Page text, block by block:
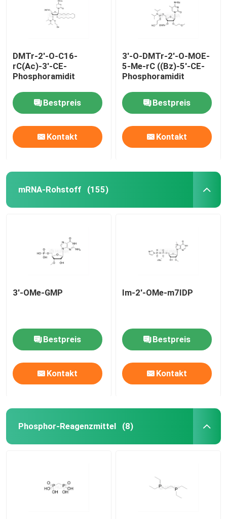
DMTr-2'-O-C16-
rC(Ac)-3'-CE-
Phosphoramidit
Bestpreis
Kontakt
3'-O-DMTr-2'-O-MOE-
5-Me-rC ((Bz)-5'-CE-
Phosphoramidit
Bestpreis
Kontakt
mRNA-Rohstoff (155)
3'-OMe-GMP
Bestpreis
Kontakt
Im-2'-OMe-m7IDP
Bestpreis
Kontakt
Phosphor-Reagenzmittel (8)